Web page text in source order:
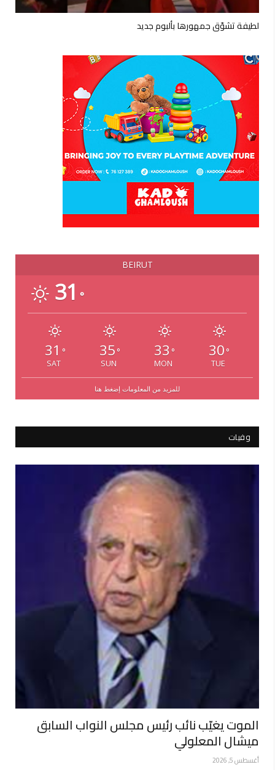
لطيفة تشوّق جمهورها بألبوم جديد
BEIRUT
31 °
31 °
SAT
35 °
SUN
33 °
MON
30 °
TUE
للمزيد من المعلومات إضغط هنا
وفيات
الموت يغيّب نائب رئيس مجلس النواب السابق
ميشال المعلولي
أغسطس 5, 2026